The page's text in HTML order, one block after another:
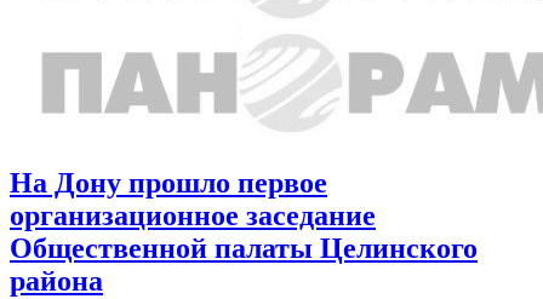
На Дону прошло первое
организационное заседание
Общественной палаты Целинского
района